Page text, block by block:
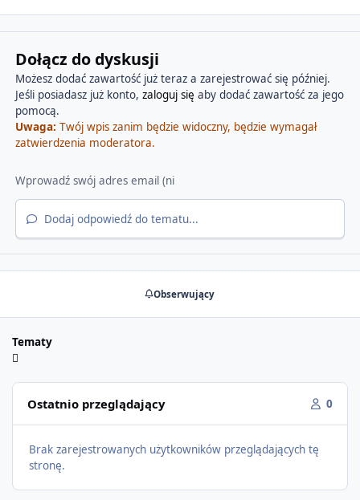
Dołącz do dyskusji
Możesz dodać zawartość już teraz a zarejestrować się później.
Jeśli posiadasz już konto, zaloguj się aby dodać zawartość za jego
pomocą.
Uwaga: Twój wpis zanim będzie widoczny, będzie wymagał
zatwierdzenia moderatora.
Dodaj odpowiedź do tematu...
Obserwujący
Tematy
Ostatnio przeglądający 0
Brak zarejestrowanych użytkowników przeglądających tę
stronę.